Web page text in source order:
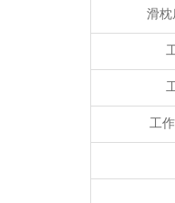
滑枕
工